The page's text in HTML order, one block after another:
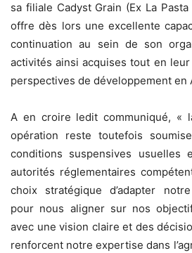
sa filiale Cadyst Grain (Ex La
offre dès lors une excellente
continuation au sein de son
activités ainsi acquises tout en
perspectives de développement en
A en croire ledit communiqué, «
opération reste toutefois
conditions suspensives usuelles
autorités réglementaires
choix stratégique d’adapter
pour nous aligner sur nos
avec une vision claire et des
renforcent notre expertise dans